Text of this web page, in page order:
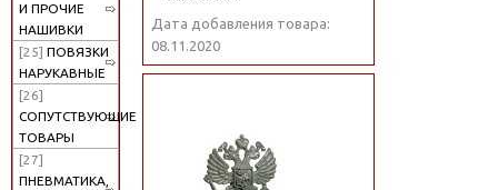
И ПРОЧИЕ
НАШИВКИ
[25] ПОВЯЗКИ
НАРУКАВНЫЕ
[26]
СОПУТСТВУЮЩИЕ
ТОВАРЫ
[27]
ПНЕВМАТИКА,
Дата добавления товара:
08.11.2020